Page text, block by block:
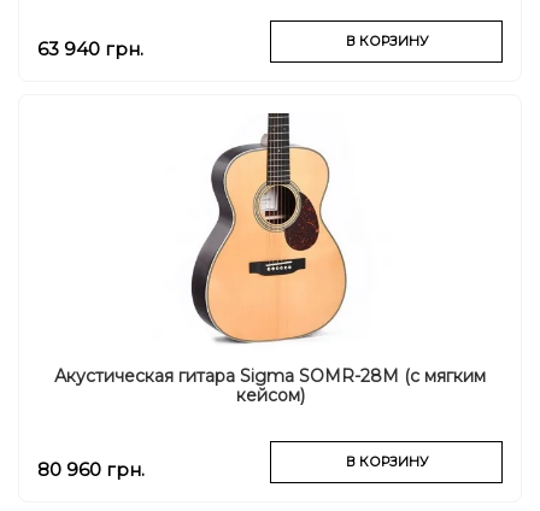
63 940 грн. В КОРЗИНУ
Акустическая гитара Sigma SOMR-28M (с мягким
кейсом)
80 960 грн. В КОРЗИНУ